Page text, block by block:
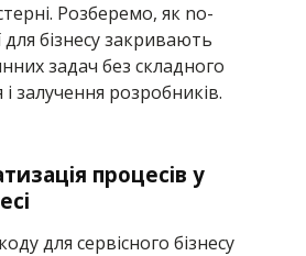
Розберемо, як no-
для бізнесу закривають
задач без складного
залучення розробників.
процесів у
для сервісного бізнесу